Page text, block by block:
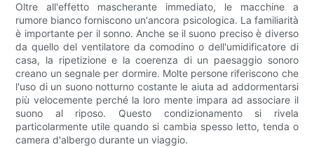
Oltre all'effetto mascherante immediato, le macchine a
rumore bianco forniscono un'ancora psicologica. La familiarità
è importante per il sonno. Anche se il suono preciso è diverso
da quello del ventilatore da comodino o dell'umidificatore di
casa, la ripetizione e la coerenza di un paesaggio sonoro
creano un segnale per dormire. Molte persone riferiscono che
l'uso di un suono notturno costante le aiuta ad addormentarsi
più velocemente perché la loro mente impara ad associare il
suono al riposo. Questo condizionamento si rivela
particolarmente utile quando si cambia spesso letto, tenda o
camera d'albergo durante un viaggio.